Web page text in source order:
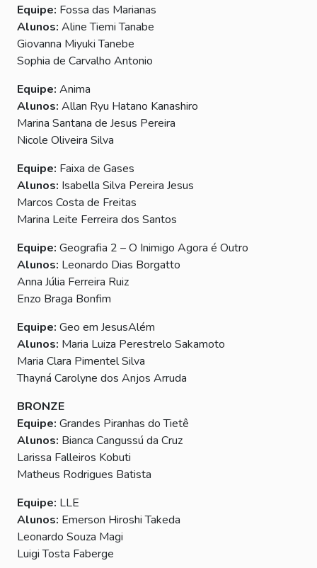
Equipe: Fossa das Marianas
Alunos: Aline Tiemi Tanabe
Giovanna Miyuki Tanebe
Sophia de Carvalho Antonio
Equipe: Anima
Alunos: Allan Ryu Hatano Kanashiro
Marina Santana de Jesus Pereira
Nicole Oliveira Silva
Equipe: Faixa de Gases
Alunos: Isabella Silva Pereira Jesus
Marcos Costa de Freitas
Marina Leite Ferreira dos Santos
Equipe: Geografia 2 – O Inimigo Agora é Outro
Alunos: Leonardo Dias Borgatto
Anna Júlia Ferreira Ruiz
Enzo Braga Bonfim
Equipe: Geo em JesusAlém
Alunos: Maria Luiza Perestrelo Sakamoto
Maria Clara Pimentel Silva
Thayná Carolyne dos Anjos Arruda
BRONZE
Equipe: Grandes Piranhas do Tietê
Alunos: Bianca Cangussú da Cruz
Larissa Falleiros Kobuti
Matheus Rodrigues Batista
Equipe: LLE
Alunos: Emerson Hiroshi Takeda
Leonardo Souza Magi
Luigi Tosta Faberge